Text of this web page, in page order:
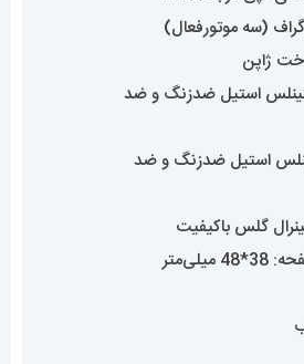
(سه موتورفعال)
ژاپن
استیل ضدزنگ و ضد
استیل ضدزنگ و ضد
گلس باکیفیت